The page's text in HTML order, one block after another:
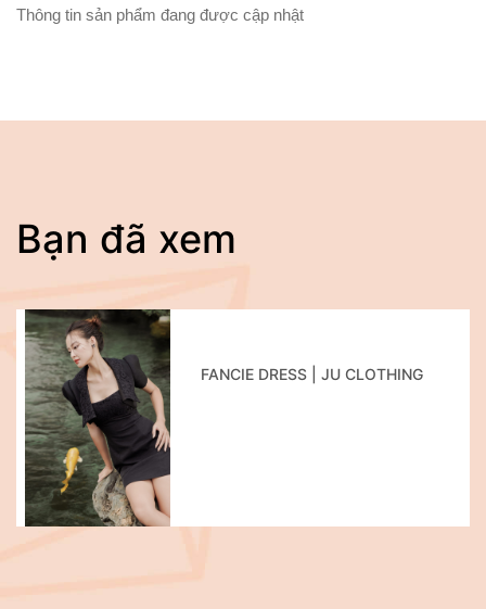
Thông tin sản phẩm đang được cập nhật
Bạn đã xem
FANCIE DRESS | JU CLOTHING